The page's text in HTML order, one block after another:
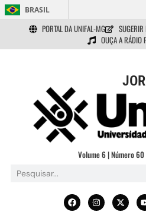
BRASIL
PORTAL DA UNIFAL-MG SUGERIR
OUÇA A RÁDIO
Volume 6 | Número